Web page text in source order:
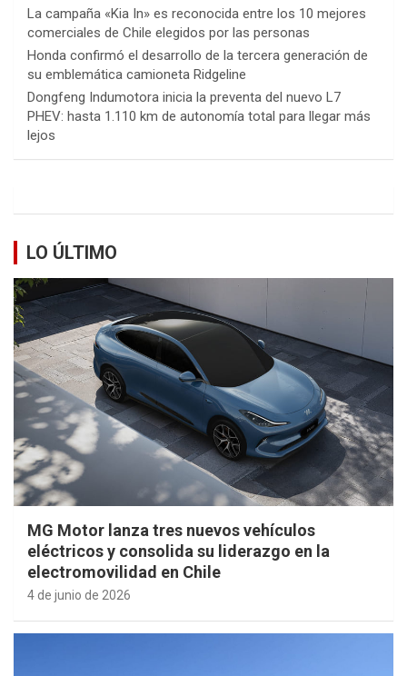
La campaña «Kia In» es reconocida entre los 10 mejores
comerciales de Chile elegidos por las personas
Honda confirmó el desarrollo de la tercera generación de
su emblemática camioneta Ridgeline
Dongfeng Indumotora inicia la preventa del nuevo L7
PHEV: hasta 1.110 km de autonomía total para llegar más
lejos
LO ÚLTIMO
MG Motor lanza tres nuevos vehículos
eléctricos y consolida su liderazgo en la
electromovilidad en Chile
4 de junio de 2026